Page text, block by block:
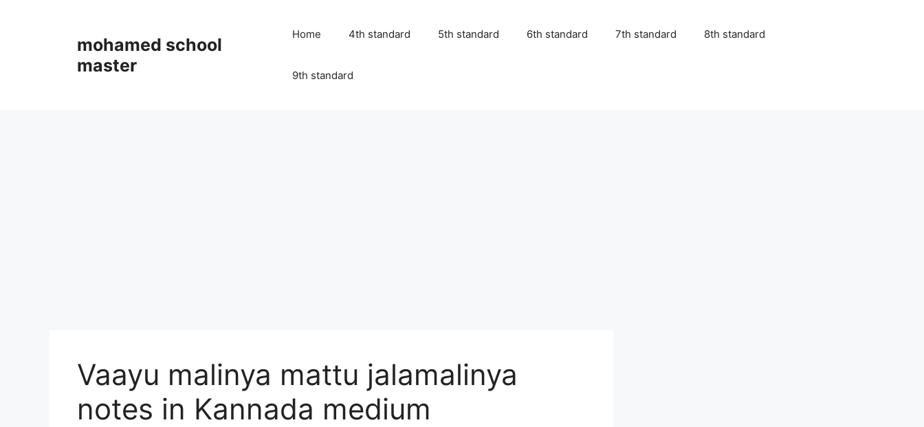
mohamed school
master
Home 4th standard 5th standard 6th standard 7th standard 8th standard
9th standard
Vaayu malinya mattu jalamalinya
notes in Kannada medium